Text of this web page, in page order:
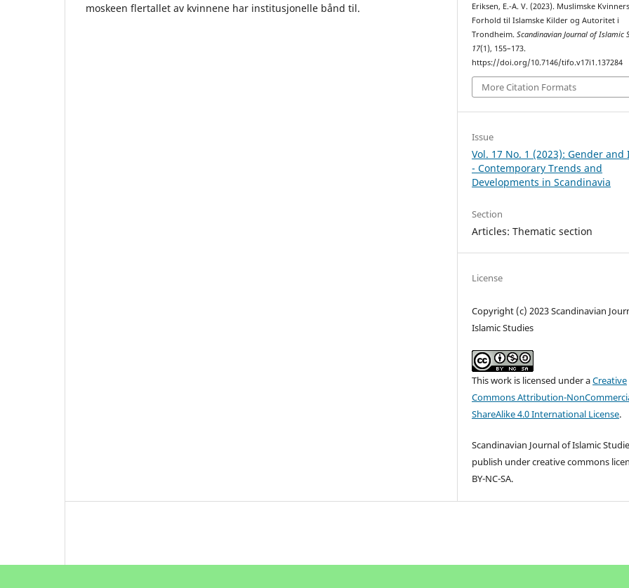
moskeen flertallet av kvinnene har institusjonelle bånd til.
Eriksen, E.-A. V. (2023). Muslimske Kvinners
Forhold til Islamske Kilder og Autoritet i
Trondheim.Scandinavian Journal of Islamic
17(1), 155–173.
https://doi.org/10.7146/tifo.v17i1.137284
More Citation Formats
Issue
Vol. 17 No. 1 (2023): Gender and
- Contemporary Trends and
Developments in Scandinavia
Section
Articles: Thematic section
License
Copyright (c) 2023 Scandinavian
Islamic Studies
This work is licensed under aCreative
Commons Attribution-
ShareAlike 4.0 International License.
Scandinavian Journal of Islamic
publish under creative commons
BY-NC-SA.